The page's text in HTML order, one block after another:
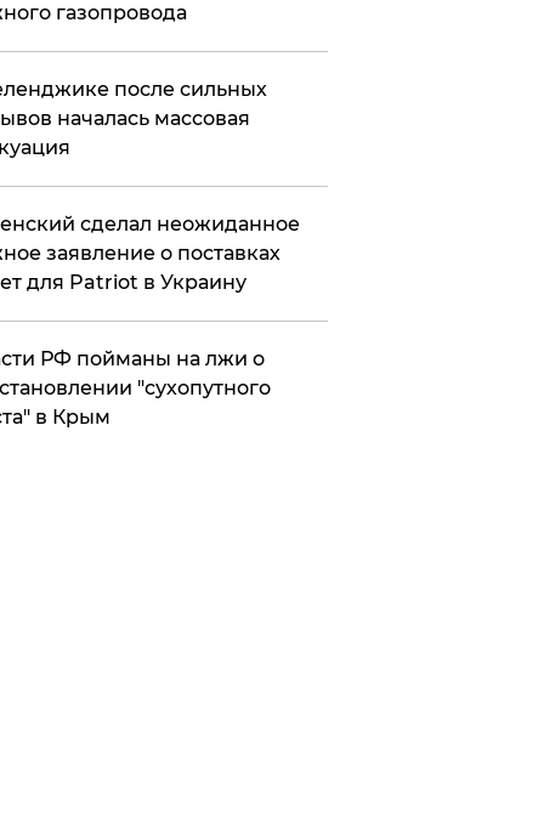
газопровода
после сильных
началась массовая
сделал неожиданное
заявление о поставках
для Patriot в Украину
РФ пойманы на лжи о
"сухопутного
в Крым